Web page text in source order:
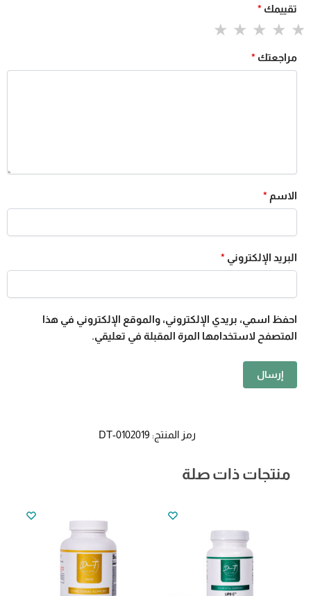
تقييمك *
مراجعتك *
الاسم *
البريد الإلكتروني *
احفظ اسمي، بريدي الإلكتروني، والموقع الإلكتروني في هذا
المتصفح لاستخدامها المرة المقبلة في تعليقي.
رمز المنتج: DT-0102019
منتجات ذات صلة